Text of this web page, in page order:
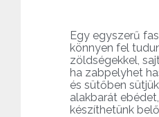
Egy egyszerű
könnyen fel
zöldségekkel,
ha zabpelyhet
és sütőben
alakbarát
készíthetünk